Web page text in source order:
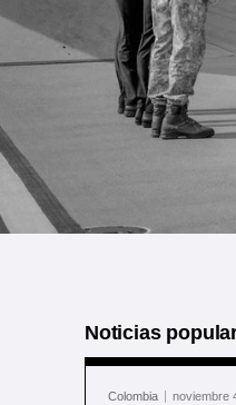
Noticias
Colombia noviembre